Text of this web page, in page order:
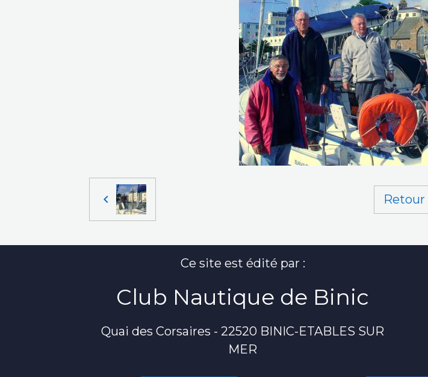
Retour
Ce site est édité par :
Club Nautique de Binic
Quai des Corsaires - 22520 BINIC-ETABLES SUR
MER